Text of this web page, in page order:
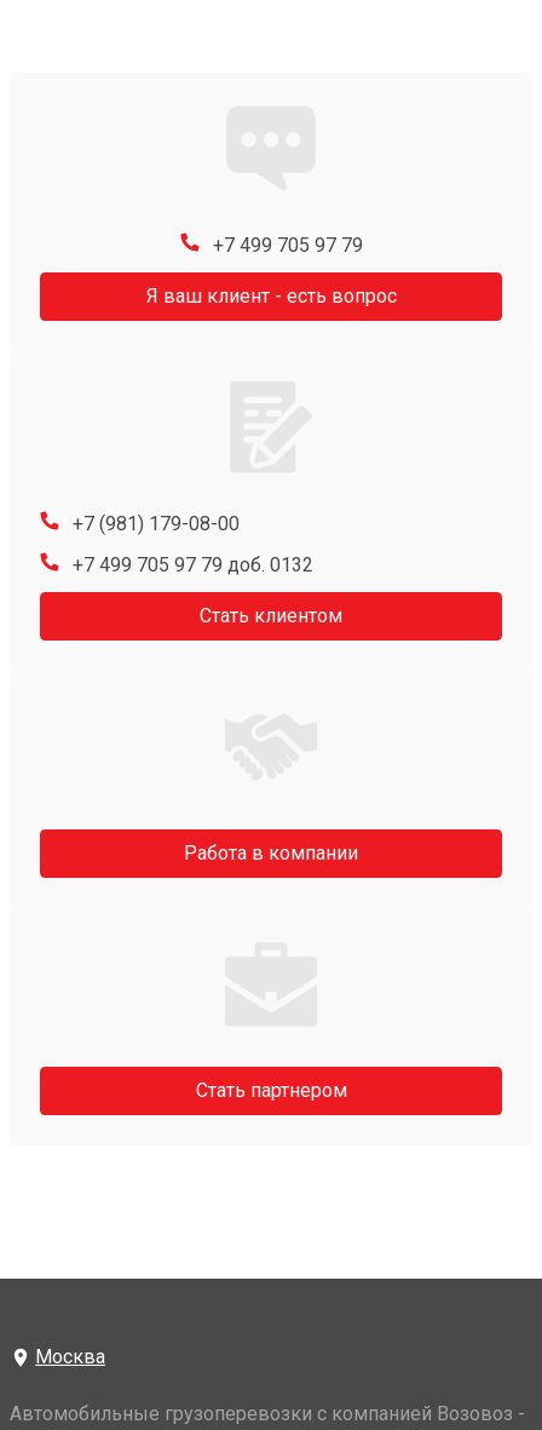
+7 499 705 97 79
Я ваш клиент - есть вопрос
+7 (981) 179-08-00
+7 499 705 97 79 доб. 0132
Стать клиентом
Работа в компании
Стать партнером
Москва
Автомобильные грузоперевозки с компанией Возовоз -